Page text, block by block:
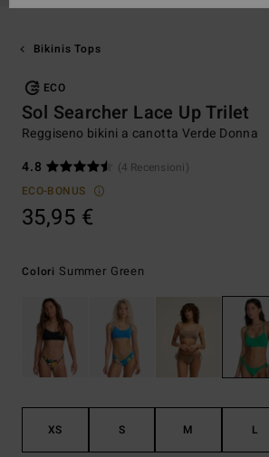
Bikinis Tops
ECO
Sol Searcher Lace Up Trilet
Reggiseno bikini a canotta Verde Donna
4.8
(4 Recensioni)
ECO-BONUS
35,95 €
Colori Summer Green
XS S M L